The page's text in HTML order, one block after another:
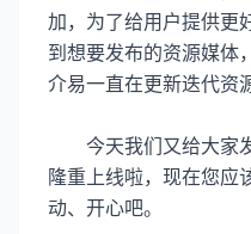
加，为了给用户提供更
到想要发布的资源媒体
介易一直在更新迭代资
今天我们又给大家
隆重上线啦，现在您应
动、开心吧。